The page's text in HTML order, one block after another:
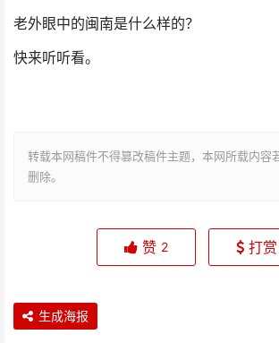
老外眼中的闽南是什么样的？
快来听听看。
转载本网稿件不得篡改稿件主题，本网所载内容
删除。
赞 2 打赏
生成海报